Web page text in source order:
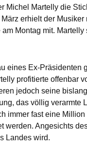
Michel Martelly die
erhielt der
Montag mit.
eines Ex-Präsidenten
profitierte offenbar
jedoch seine
das völlig verarmte
immer fast eine
werden. Angesichts
Landes wird.